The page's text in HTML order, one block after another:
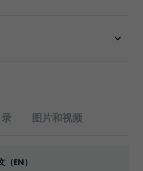
图片和视频
EN）